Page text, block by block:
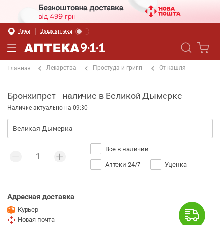
Киев Ваша аптека
Главная Лекарства Простуда и грипп От кашля
Бронхипрет - наличие в Великой Дымерке
Наличие актуально на 09:30
Все в наличии
Аптеки 24/7 Уценка
Адресная доставка
Курьер
Новая почта